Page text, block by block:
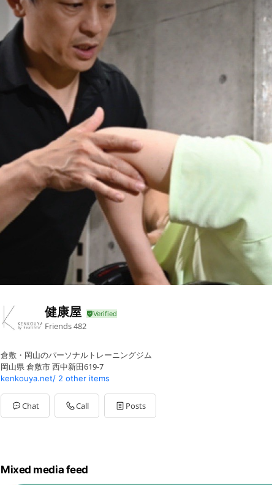
健康屋
Friends482
倉敷・岡⼭のパーソナルトレーニングジム
岡山県 倉敷市 西中新田619-7
kenkouya.net/ 2 other items
Chat Call Posts
Mixed media feed